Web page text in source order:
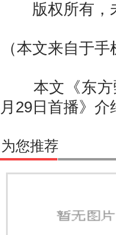
版权所有，
（本文来自于手
本文《东方
月29日首播》
为您推荐